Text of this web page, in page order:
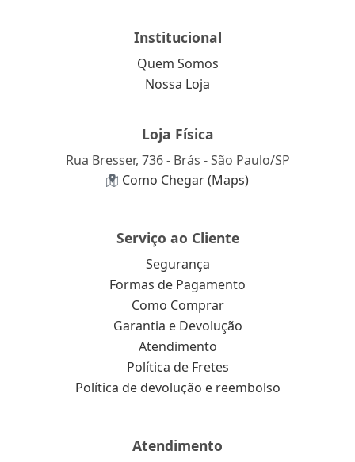
Institucional
Quem Somos
Nossa Loja
Loja Física
Rua Bresser, 736 - Brás - São Paulo/SP
Como Chegar (Maps)
Serviço ao Cliente
Segurança
Formas de Pagamento
Como Comprar
Garantia e Devolução
Atendimento
Política de Fretes
Política de devolução e reembolso
Atendimento